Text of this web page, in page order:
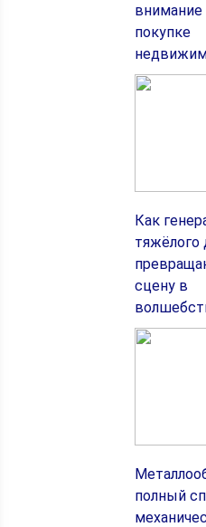
внимание
покупке
Как
сцену в
полный